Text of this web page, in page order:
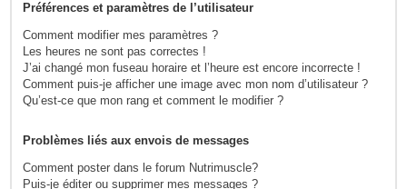
Préférences et paramètres de l’utilisateur
Comment modifier mes paramètres ?
Les heures ne sont pas correctes !
J’ai changé mon fuseau horaire et l’heure est encore incorrecte !
Comment puis-je afficher une image avec mon nom d’utilisateur ?
Qu’est-ce que mon rang et comment le modifier ?
Problèmes liés aux envois de messages
Comment poster dans le forum Nutrimuscle?
Puis-je éditer ou supprimer mes messages ?